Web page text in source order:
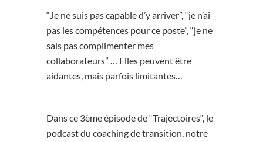
“Je ne suis pas capable d’y arriver”, “je n’ai
pas les compétences pour ce poste”, “je ne
sais pas complimenter mes
collaborateurs” … Elles peuvent être
aidantes, mais parfois limitantes…
Dans ce 3ème épisode de “Trajectoires“, le
podcast du coaching de transition, notre